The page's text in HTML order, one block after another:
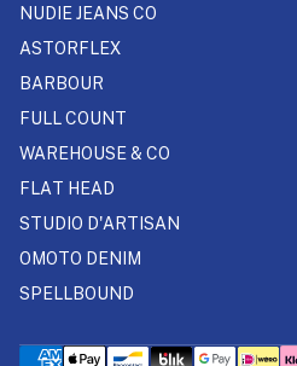
NUDIE JEANS CO
ASTORFLEX
BARBOUR
FULL COUNT
WAREHOUSE & CO
FLAT HEAD
STUDIO D'ARTISAN
OMOTO DENIM
SPELLBOUND